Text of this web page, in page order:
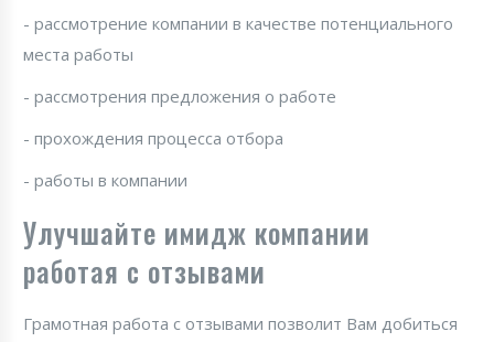
- рассмотрение компании в качестве потенциального
места работы
- рассмотрения предложения о работе
- прохождения процесса отбора
- работы в компании
Улучшайте имидж компании
работая с отзывами
Грамотная работа с отзывами позволит Вам добиться